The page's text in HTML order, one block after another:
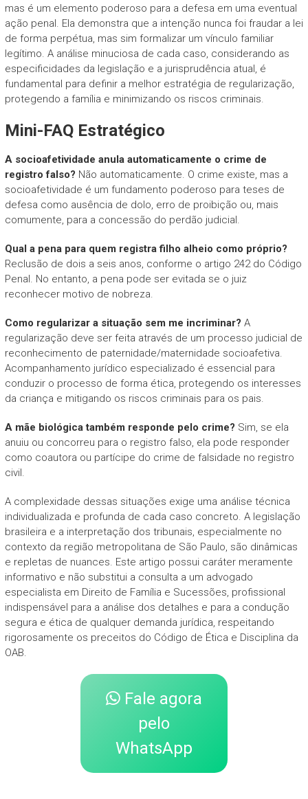
mas é um elemento poderoso para a defesa em uma eventual
ação penal. Ela demonstra que a intenção nunca foi fraudar a lei
de forma perpétua, mas sim formalizar um vínculo familiar
legítimo. A análise minuciosa de cada caso, considerando as
especificidades da legislação e a jurisprudência atual, é
fundamental para definir a melhor estratégia de regularização,
protegendo a família e minimizando os riscos criminais.
Mini-FAQ Estratégico
A socioafetividade anula automaticamente o crime de
registro falso? Não automaticamente. O crime existe, mas a
socioafetividade é um fundamento poderoso para teses de
defesa como ausência de dolo, erro de proibição ou, mais
comumente, para a concessão do perdão judicial.
Qual a pena para quem registra filho alheio como próprio?
Reclusão de dois a seis anos, conforme o artigo 242 do Código
Penal. No entanto, a pena pode ser evitada se o juiz
reconhecer motivo de nobreza.
Como regularizar a situação sem me incriminar? A
regularização deve ser feita através de um processo judicial de
reconhecimento de paternidade/maternidade socioafetiva.
Acompanhamento jurídico especializado é essencial para
conduzir o processo de forma ética, protegendo os interesses
da criança e mitigando os riscos criminais para os pais.
A mãe biológica também responde pelo crime? Sim, se ela
anuiu ou concorreu para o registro falso, ela pode responder
como coautora ou partícipe do crime de falsidade no registro
civil.
A complexidade dessas situações exige uma análise técnica
individualizada e profunda de cada caso concreto. A legislação
brasileira e a interpretação dos tribunais, especialmente no
contexto da região metropolitana de São Paulo, são dinâmicas
e repletas de nuances. Este artigo possui caráter meramente
informativo e não substitui a consulta a um advogado
especialista em Direito de Família e Sucessões, profissional
indispensável para a análise dos detalhes e para a condução
segura e ética de qualquer demanda jurídica, respeitando
rigorosamente os preceitos do Código de Ética e Disciplina da
OAB.
Fale agora
pelo
WhatsApp